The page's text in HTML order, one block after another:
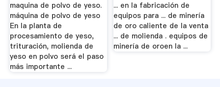
maquina de polvo de yeso.
máquina de polvo de yeso
En la planta de
procesamiento de yeso,
trituración, molienda de
yeso en polvo será el paso
más importante ...
... en la fabricación de
equipos para ... de minería
de oro caliente de la venta
... de molienda . equipos de
minería de oroen la ...